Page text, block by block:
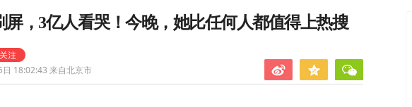
屏，3亿人看哭！今晚，她比任何人都值得上热搜
18:02:43 来自北京市